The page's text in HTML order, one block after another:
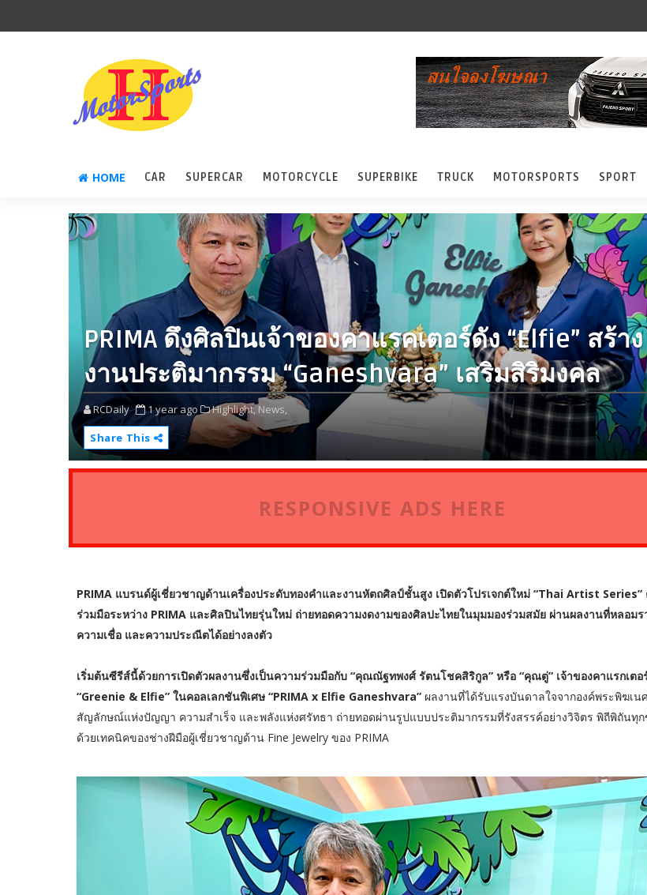
HOME CAR SUPERCAR MOTORCYCLE SUPERBIKE TRUCK MOTORSPORTS SPORT
PRIMA ดึงศิลปินเจ้าของคาแรคเตอร์ดัง “Elfie” สร้าง
งานประติมากรรม “Ganeshvara” เสริมสิริมงคล
RCDaily 1 year ago Highlight,News,
Share This
RESPONSIVE ADS HERE
PRIMA แบรนด์ผู้เชี่ยวชาญด้านเครื่องประดับทองคำและงานหัตถศิลป์ชั้นสูง เปิดตัวโปรเจกต์ใหม่ “Thai Artist Series”
ร่วมมือระหว่าง PRIMA และศิลปินไทยรุ่นใหม่ ถ่ายทอดความงดงามของศิลปะไทยในมุมมองร่วมสมัย ผ่านผลงานที่หลอม
ความเชื่อ และความประณีตได้อย่างลงตัว
เริ่มต้นซีรีส์นี้ด้วยการเปิดตัวผลงานซึ่งเป็นความร่วมมือกับ “คุณณัฐทพงศ์ รัตนโชคสิริกูล” หรือ “คุณตู่” เจ้าของคาแรกเตอ
“Greenie & Elfie” ในคอลเลกชันพิเศษ “PRIMA x Elfie Ganeshvara” ผลงานที่ได้รับแรงบันดาลใจจากองค์พระพิฆเน
สัญลักษณ์แห่งปัญญา ความสำเร็จ และพลังแห่งศรัทธา ถ่ายทอดผ่านรูปแบบประติมากรรมที่รังสรรค์อย่างวิจิตร พิถีพิถันทุ
ด้วยเทคนิคของช่างฝีมือผู้เชี่ยวชาญด้าน Fine Jewelry ของ PRIMA